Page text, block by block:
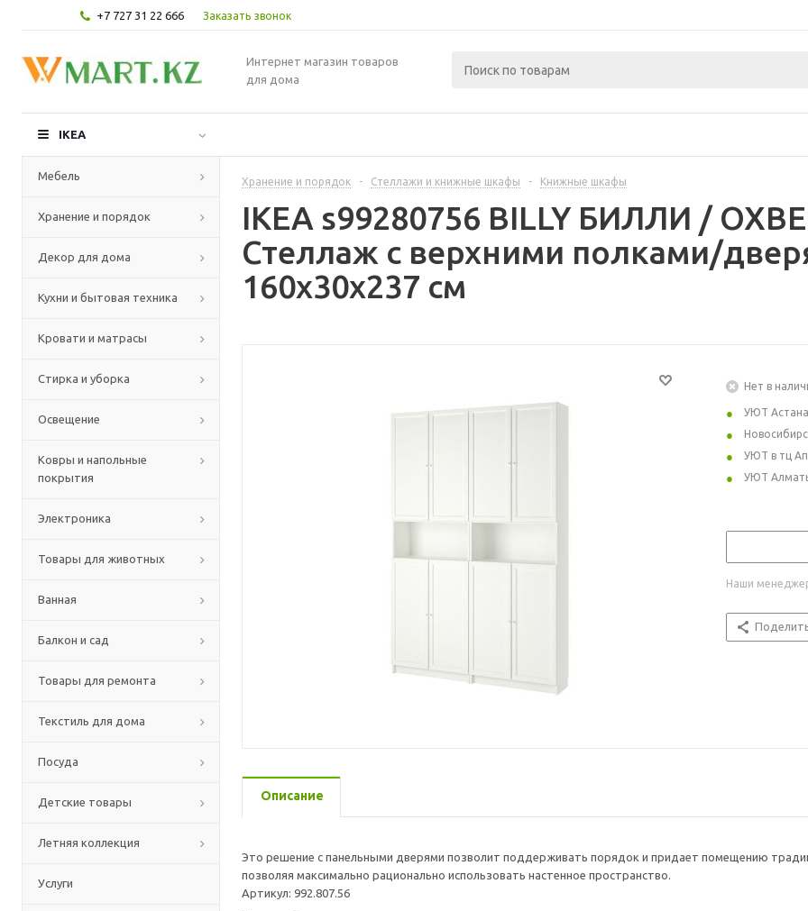
+7 727 31 22 666 Заказать звонок
Интернет магазин товаров
для дома
IKEA
Мебель
Хранение и порядок
Декор для дома
Кухни и бытовая техника
Кровати и матрасы
Стирка и уборка
Освещение
Ковры и напольные
покрытия
Электроника
Товары для животных
Ванная
Балкон и сад
Товары для ремонта
Текстиль для дома
Посуда
Детские товары
Летняя коллекция
Услуги
Хранение и порядок - Стеллажи и книжные шкафы - Книжные шкафы
IKEA s99280756 BILLY БИЛЛИ /
Стеллаж с верхними полками/
160x30x237 см
Нет в
УЮТ Астана
УЮТ в тц
УЮТ
Наши
Описание
Это решение с панельными дверями позволит поддерживать порядок и придает помещению
позволяя максимально рационально использовать настенное пространство.
Артикул: 992.807.56